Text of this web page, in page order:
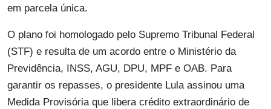
em parcela única.
O plano foi homologado pelo Supremo Tribunal Federal
(STF) e resulta de um acordo entre o Ministério da
Previdência, INSS, AGU, DPU, MPF e OAB. Para
garantir os repasses, o presidente Lula assinou uma
Medida Provisória que libera crédito extraordinário de